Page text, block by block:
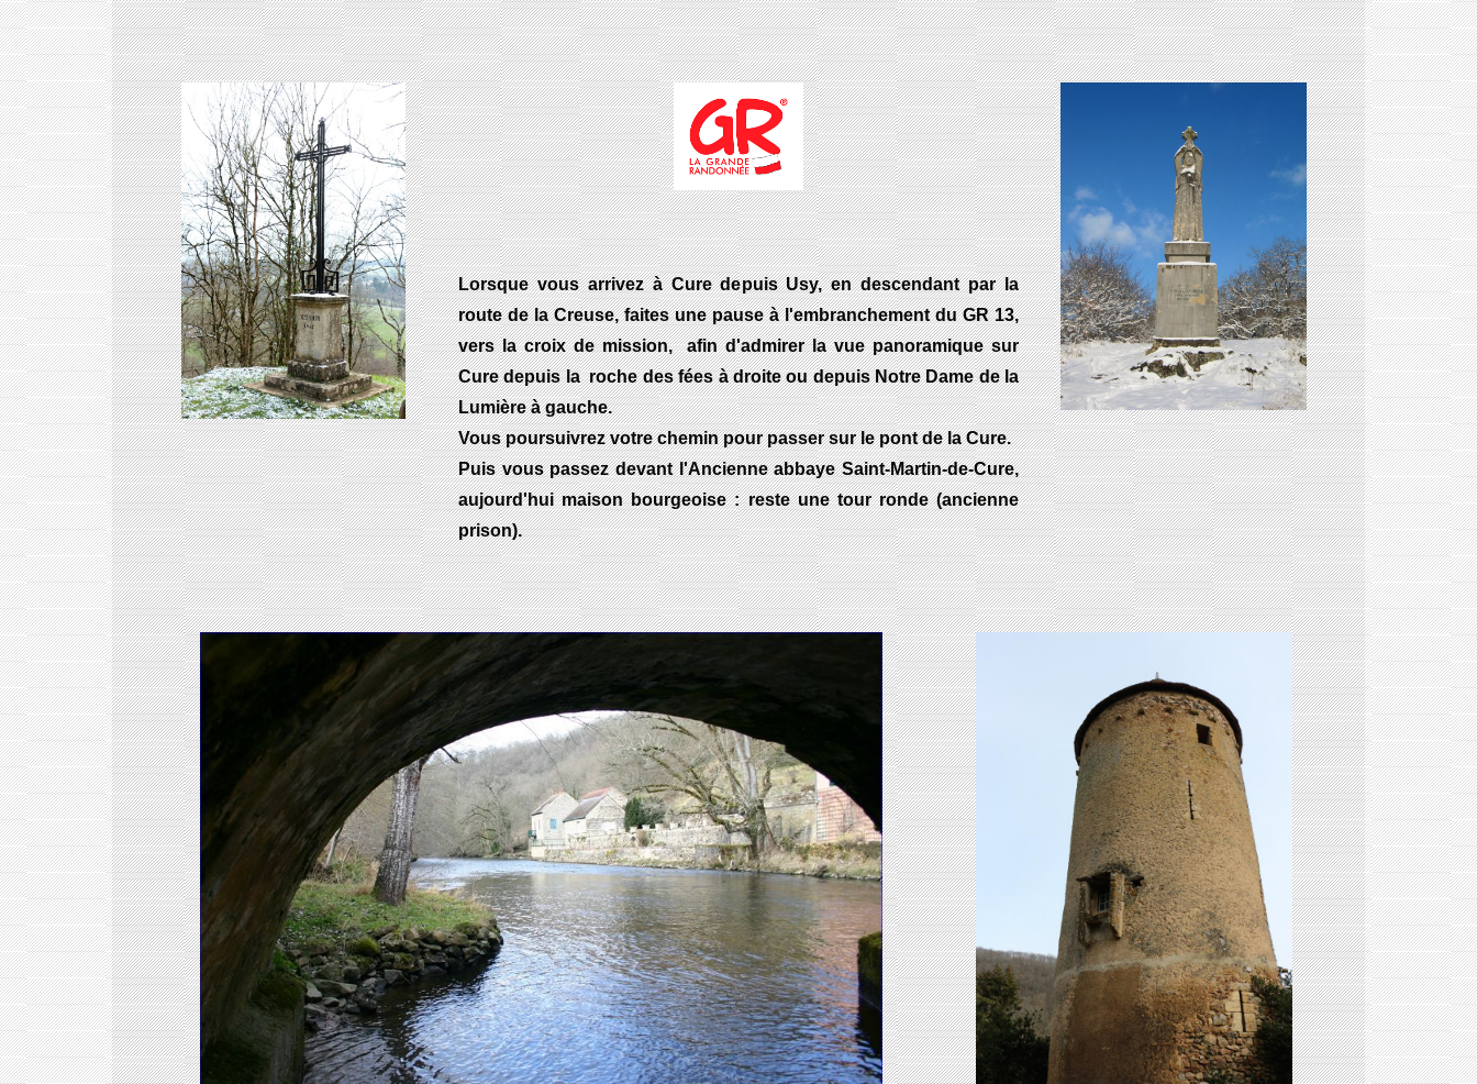
Lorsque vous arrivez à Cure depuis Usy, en descendant par la
route de la Creuse, faites une pause à l'embranchement du GR 13,
vers la croix de mission, afin d'admirer la vue panoramique sur
Cure depuis la roche des fées à droite ou depuis Notre Dame de la
Lumière à gauche.
Vous poursuivrez votre chemin pour passer sur le pont de la Cure.
Puis vous passez devant l'Ancienne abbaye Saint-Martin-de-Cure,
aujourd'hui maison bourgeoise : reste une tour ronde (ancienne
prison).